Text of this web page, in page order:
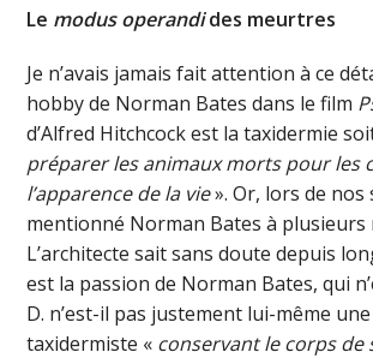
Le modus operandides meurtres
Je n’avais jamais fait attention à ce
hobby de Norman Bates dans le film
d’Alfred Hitchcock est la taxidermie
préparer les animaux morts pour les
l’apparence de la vie». Or, lors de nos
mentionné Norman Bates à plusieurs
L’architecte sait sans doute depuis
est la passion de Norman Bates, qui
D. n’est-il pas justement lui-même
taxidermiste « conservant le corps de